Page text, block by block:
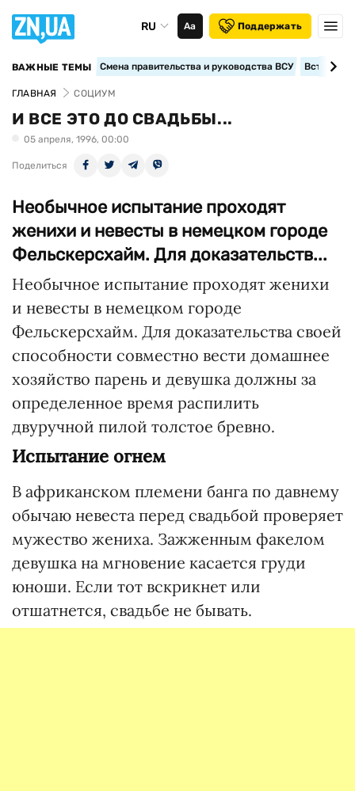
RU Аа Поддержать
ВАЖНЫЕ ТЕМЫ Смена правительства и руководства ВСУ
ГЛАВНАЯ СОЦИУМ
И ВСЕ ЭТО ДО СВАДЬБЫ...
05 апреля, 1996, 00:00
Поделиться
Необычное испытание проходят
женихи и невесты в немецком городе
Фельскерсхайм. Для доказательств...
Необычное испытание проходят женихи
и невесты в немецком городе
Фельскерсхайм. Для доказательства своей
способности совместно вести домашнее
хозяйство парень и девушка должны за
определенное время распилить
двуручной пилой толстое бревно.
Испытание огнем
В африканском племени банга по давнему
обычаю невеста перед свадьбой проверяет
мужество жениха. Зажженным факелом
девушка на мгновение касается груди
юноши. Если тот вскрикнет или
отшатнется, свадьбе не бывать.